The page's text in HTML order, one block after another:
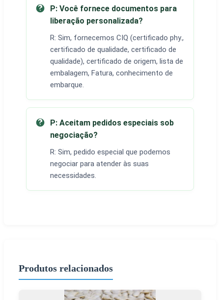
P: Você fornece documentos para
liberação personalizada?
R: Sim, fornecemos CIQ (certificado phy.,
certificado de qualidade, certificado de
qualidade), certificado de origem, lista de
embalagem, Fatura, conhecimento de
embarque.
P: Aceitam pedidos especiais sob
negociação?
R: Sim, pedido especial que podemos
negociar para atender às suas
necessidades.
Produtos relacionados